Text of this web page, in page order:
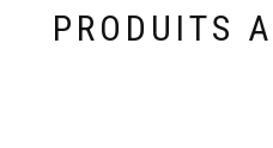
PRODUITS